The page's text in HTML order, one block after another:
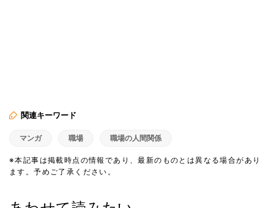
関連キーワード
マンガ 職場 職場の人間関係
※本記事は掲載時点の情報であり、最新のものとは異なる場合があり
ます。予めご了承ください。